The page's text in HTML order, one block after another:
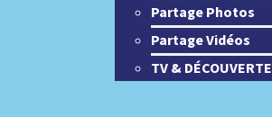
Partage Photos
Partage Vidéos
TV & DÉCOUVERTE